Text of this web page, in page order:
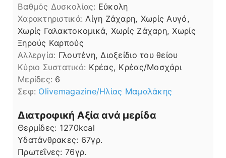
Βαθμός Δυσκολίας: Εύκολη
Χαρακτηριστικά: Λίγη Ζάχαρη, Χωρίς Αυγό,
Χωρίς Γαλακτοκομικά, Χωρίς Ζάχαρη, Χωρίς
Ξηρούς Καρπούς
Αλλεργία: Γλουτένη, Διοξείδιο του θείου
Kύριο Συστατικό: Κρέας, Κρέας/Μοσχάρι
Μερίδες: 6
Σεφ: Olivemagazine/Ηλίας Μαμαλάκης
Διατροφική Αξία ανά μερίδα
Θερμίδες: 1270kcal
Υδατάνθρακες: 67γρ.
Πρωτεΐνες: 76γρ.